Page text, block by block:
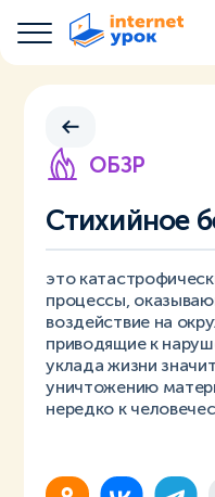
ОБЗР
Стихийное
это
процессы,
воздействие на
приводящие к
уклада жизни
уничтожению
нередко к